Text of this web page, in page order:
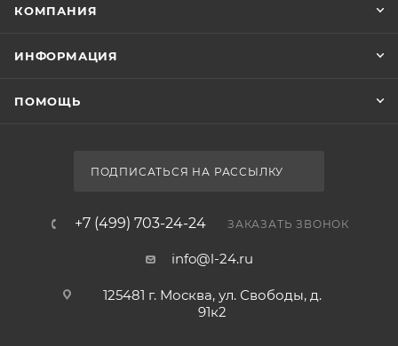
КОМПАНИЯ
ИНФОРМАЦИЯ
ПОМОЩЬ
ПОДПИСАТЬСЯ НА РАССЫЛКУ
+7 (499) 703-24-24 ЗАКАЗАТЬ ЗВОНОК
info@l-24.ru
125481 г. Москва, ул. Свободы, д.
91к2